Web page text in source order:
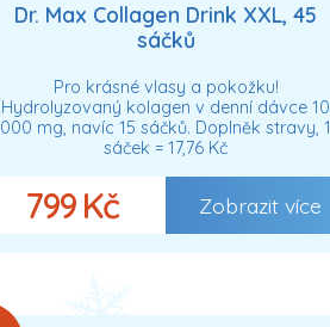
Dr. Max Collagen Drink XXL, 45
sáčků
Pro krásné vlasy a pokožku!
Hydrolyzovaný kolagen v denní dávce 10
000 mg, navíc 15 sáčků. Doplněk stravy, 1
sáček = 17,76 Kč
799 Kč Zobrazit více